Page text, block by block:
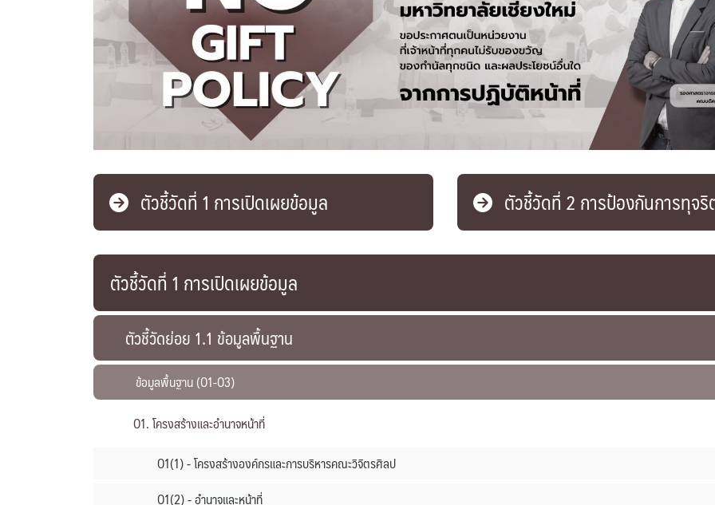
ตัวชี้วัดที่ 1 การเปิดเผยข้อมูล ตัวชี้วัดที่ 2 การป้องกันการทุจ
ตัวชี้วัดที่ 1 การเปิดเผยข้อมูล
ตัวชี้วัดย่อย 1.1 ข้อมูลพื้นฐาน
ข้อมูลพื้นฐาน (O1-O3)
O1. โครงสร้างและอำนาจหน้าที่
O1(1) - โครงสร้างองค์กรและการบริหารคณะวิจิตรศิลป
O1(2) - อำนาจและหน้าที่